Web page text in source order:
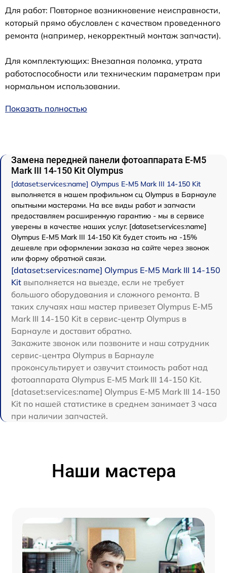
Для работ: Повторное возникновение неисправности,
который прямо обусловлен с качеством проведенного
ремонта (например, некорректный монтаж запчасти).
Для комплектующих: Внезапная поломка, утрата
работоспособности или техническим параметрам при
нормальном использовании.
Показать полностью
Замена передней панели фотоаппарата E‑M5
Mark III 14-150 Kit Olympus
[dataset:services:name] Olympus E‑M5 Mark III 14-150 Kit
выполняется в нашем профильном сц Olympus в Барнауле
опытными мастерами. На все виды работ и запчасти
предоставляем расширенную гарантию - мы в сервисе
уверены в качестве наших услуг. [dataset:services:name]
Olympus E‑M5 Mark III 14-150 Kit будет стоить на -15%
дешевле при оформлении заказа на сайте через звонок
или форму обратной связи.
[dataset:services:name] Olympus E‑M5 Mark III 14-150
Kit выполняется на выезде, если не требует
большого оборудования и сложного ремонта. В
таких случаях наш мастер привезет Olympus E‑M5
Mark III 14-150 Kit в сервис-центр Olympus в
Барнауле и доставит обратно.
Закажите звонок или позвоните и наш сотрудник
сервис-центра Olympus в Барнауле
проконсультирует и озвучит стоимость работ над
фотоаппарата Olympus E‑M5 Mark III 14-150 Kit.
[dataset:services:name] Olympus E‑M5 Mark III 14-150
Kit по нашей статистике в среднем занимает 3 часа
при наличии запчастей.
Наши мастера